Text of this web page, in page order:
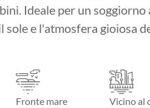
Ideale per un
sole e l'atmosfera gioiosa
Fronte mare
Vicino al